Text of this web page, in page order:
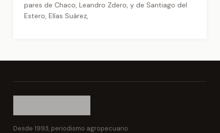
pares de Chaco, Leandro Zdero, y de Santiago del
Estero, Elías Suárez,
Desde 1993, periodismo agropecuario.